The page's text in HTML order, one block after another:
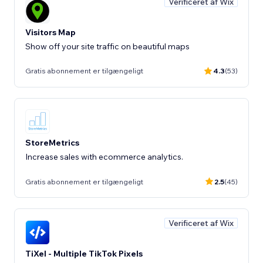
Visitors Map
Show off your site traffic on beautiful maps
Gratis abonnement er tilgængeligt 4.3(53)
StoreMetrics
Increase sales with ecommerce analytics.
Gratis abonnement er tilgængeligt 2.5(45)
Verificeret af Wix
TiXel ‑ Multiple TikTok Pixels